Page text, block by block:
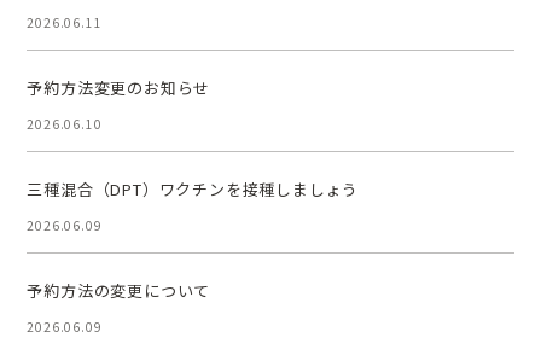
2026.06.11
予約方法変更のお知らせ
2026.06.10
三種混合（DPT）ワクチンを接種しましょう
2026.06.09
予約方法の変更について
2026.06.09